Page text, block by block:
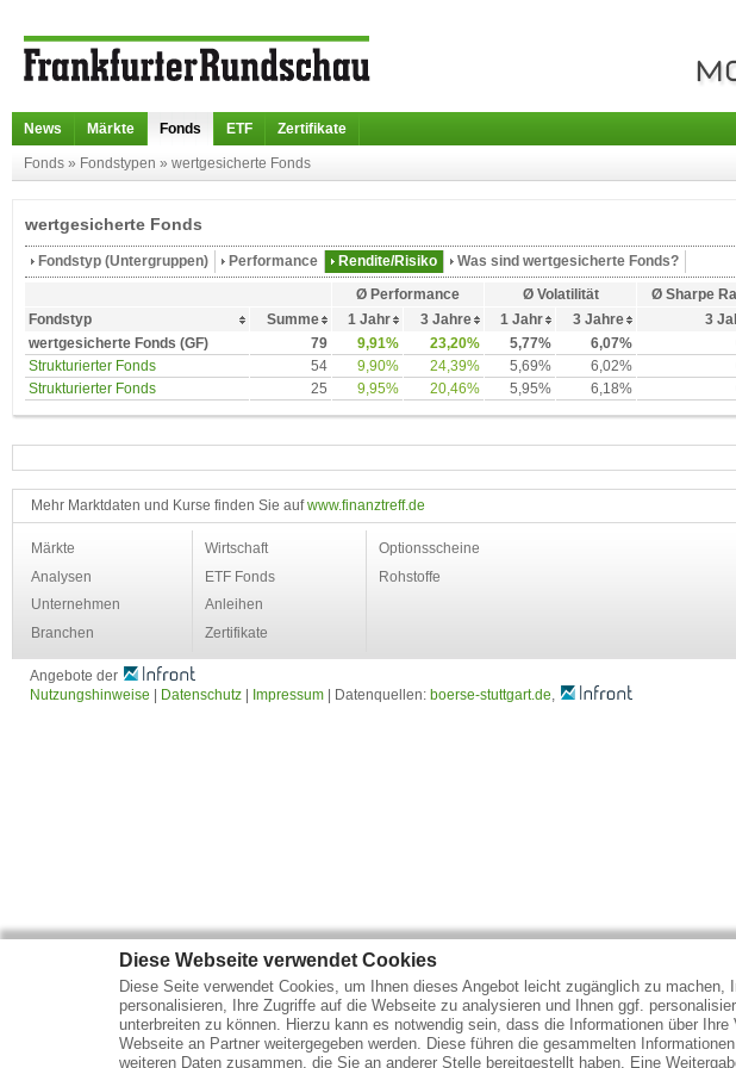
Diese Webseite verwendet Cookies
Diese Seite verwendet Cookies, um Ihnen dieses Angebot leicht zugänglich zu machen,
personalisieren, Ihre Zugriffe auf die Webseite zu analysieren und Ihnen ggf.
unterbreiten zu können. Hierzu kann es notwendig sein, dass die Informationen über Ihre
Webseite an Partner weitergegeben werden. Diese führen die gesammelten
weiteren Daten zusammen, die Sie an anderer Stelle bereitgestellt haben. Eine
News Märkte Fonds ETF Zertifikate
Fonds » Fondstypen » wertgesicherte Fonds
wertgesicherte Fonds
Fondstyp (Untergruppen) Performance Rendite/Risiko
Was sind wertgesicherte Fonds?
Ø Performance
Ø Volatilität Ø Sharpe
Fondstyp
Summe 1 Jahr 3 Jahre 1 Jahr 3 Jahre 3
wertgesicherte Fonds (GF)
79 9,91% 23,20% 5,77% 6,07%
Strukturierter Fonds
54 9,90% 24,39% 5,69% 6,02%
Strukturierter Fonds
25 9,95% 20,46% 5,95% 6,18%
Mehr Marktdaten und Kurse finden Sie aufwww.finanztreff.de
Märkte
Analysen
Unternehmen
Branchen
Wirtschaft
ETF Fonds
Anleihen
Zertifikate
Optionsscheine
Rohstoffe
Angebote der
Nutzungshinweise
Datenschutz Impressum | Datenquellen: boerse-stuttgart.de,